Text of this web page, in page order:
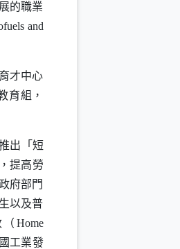
的職業
and
才中心
育組，
出「短
提高勞
府部門
以及普
Home
工業發